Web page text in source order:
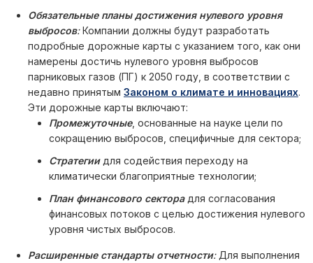
Обязательные планы достижения нулевого уровня
выбросов:Компании должны будут разработать
подробные дорожные карты с указанием того, как они
намерены достичь нулевого уровня выбросов
парниковых газов (ПГ) к 2050 году, в соответствии с
недавно принятым Законом о климате и инновациях.
Эти дорожные карты включают:
Промежуточные, основанные на науке цели по
сокращению выбросов, специфичные для сектора;
Стратегиидля содействия переходу на
климатически благоприятные технологии;
План финансового секторадля согласования
финансовых потоков с целью достижения нулевого
уровня чистых выбросов.
Расширенные стандарты отчетности:Для выполнения